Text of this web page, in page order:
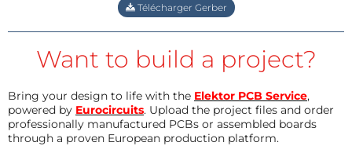
Télécharger Gerber
Want to build a project?
Bring your design to life with the Elektor PCB Service,
powered by Eurocircuits. Upload the project files and order
professionally manufactured PCBs or assembled boards
through a proven European production platform.